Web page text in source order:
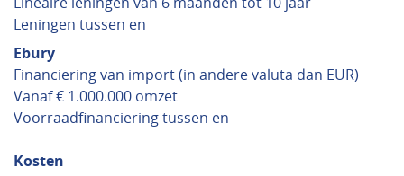
Leningen tussen en
Ebury
Financiering van import (in andere valuta dan EUR)
Vanaf € 1.000.000 omzet
Voorraadfinanciering tussen en
Kosten